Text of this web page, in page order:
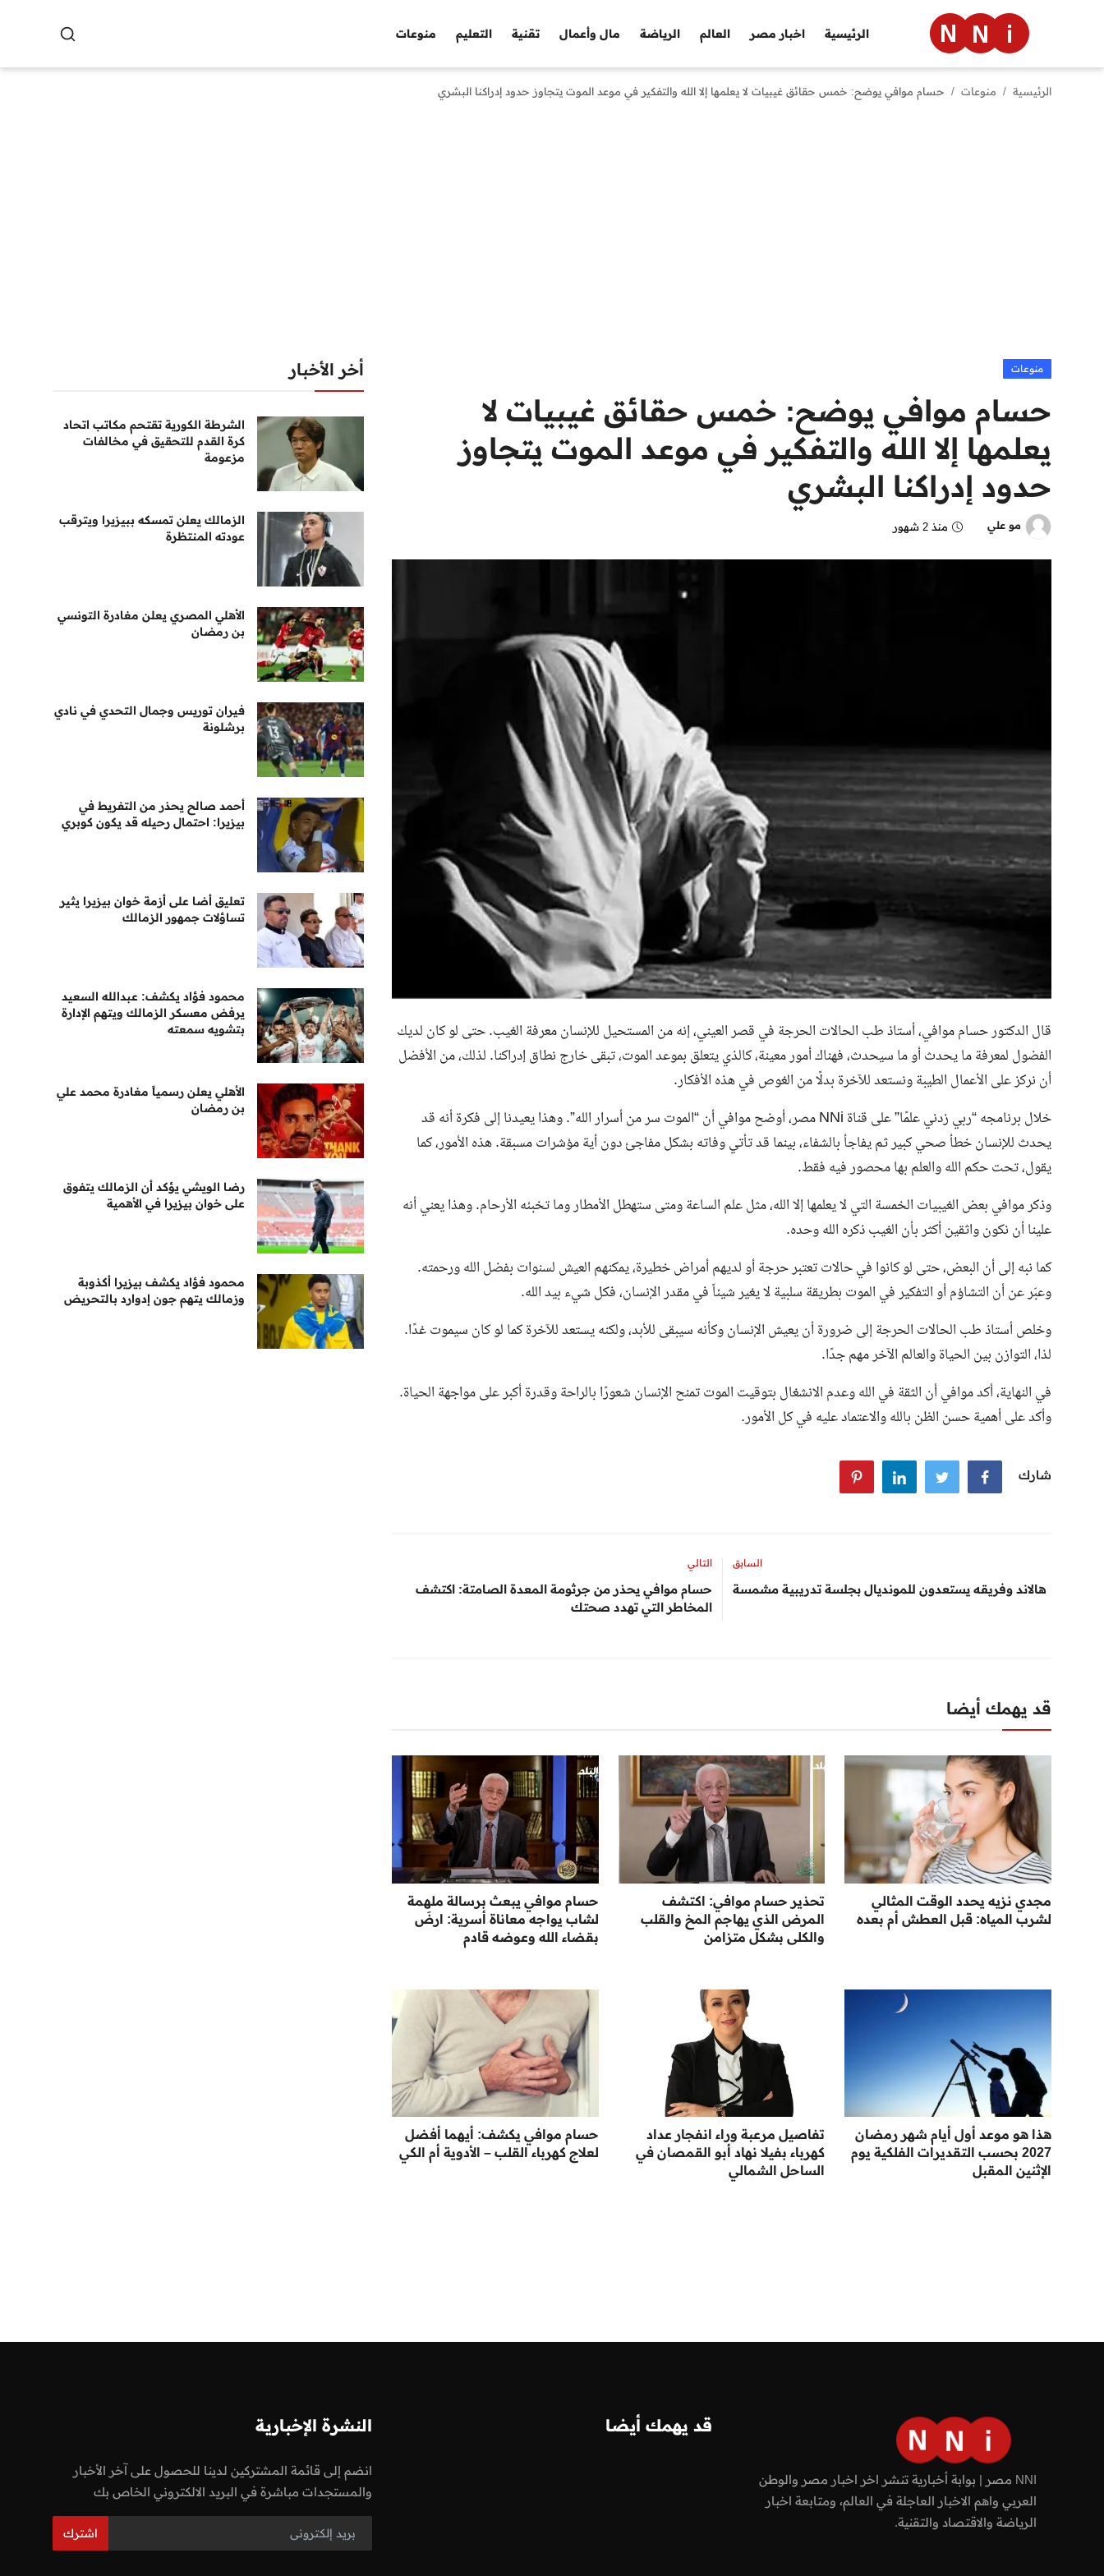
الرئيسية اخبار مصر العالم الرياضة مال وأعمال تقنية التعليم منوعات
منوعات
الرئيسية منوعات حسام موافي يوضح: خمس حقائق غيبيات لا يعلمها إلا الله والتفكير في موعد الموت يتجاوز حدود إدراكنا البشري
منوعات
حسام موافي يوضح: خمس حقائق غيبيات لا
يعلمها إلا الله والتفكير في موعد الموت يتجاوز
حدود إدراكنا البشري
مو علي منذ 2 شهور
قال الدكتور حسام موافي، أستاذ طب الحالات الحرجة في قصر العيني، إنه من المستحيل للإنسان معرفة الغيب. حتى لو كان لديك
الفضول لمعرفة ما يحدث أو ما سيحدث، فهناك أمور معينة، كالذي يتعلق بموعد الموت، تبقى خارج نطاق إدراكنا. لذلك، من الأفضل
أن نركز على الأعمال الطيبة ونستعد للآخرة بدلًا من الغوص في هذه الأفكار.
خلال برنامجه “ربي زدني علمًا” على قناة NNi مصر، أوضح موافي أن “الموت سر من أسرار الله”. وهذا يعيدنا إلى فكرة أنه قد
يحدث للإنسان خطأ صحي كبير ثم يفاجأ بالشفاء، بينما قد تأتي وفاته بشكل مفاجئ دون أية مؤشرات مسبقة. هذه الأمور، كما
يقول، تحت حكم الله والعلم بها محصور فيه فقط.
وذكر موافي بعض الغيبيات الخمسة التي لا يعلمها إلا الله، مثل علم الساعة ومتى ستهطل الأمطار وما تخبئه الأرحام. وهذا يعني أنه
علينا أن نكون واثقين أكثر بأن الغيب ذكره الله وحده.
كما نبه إلى أن البعض، حتى لو كانوا في حالات تعتبر حرجة أو لديهم أمراض خطيرة، يمكنهم العيش لسنوات بفضل الله ورحمته.
وعبّر عن أن التشاؤم أو التفكير في الموت بطريقة سلبية لا يغير شيئاً في مقدر الإنسان، فكل شيء بيد الله.
وخلص أستاذ طب الحالات الحرجة إلى ضرورة أن يعيش الإنسان وكأنه سيبقى للأبد، ولكنه يستعد للآخرة كما لو كان سيموت غدًا.
لذا، التوازن بين الحياة والعالم الآخر مهم جدًا.
في النهاية، أكد موافي أن الثقة في الله وعدم الانشغال بتوقيت الموت تمنح الإنسان شعورًا بالراحة وقدرة أكبر على مواجهة الحياة.
وأكد على أهمية حسن الظن بالله والاعتماد عليه في كل الأمور.
شارك
السابق
هالاند وفريقه يستعدون للمونديال بجلسة تدريبية مشمسة
التالي
حسام موافي يحذر من جرثومة المعدة الصامتة: اكتشف
المخاطر التي تهدد صحتك
قد يهمك أيضا
مجدي نزيه يحدد الوقت المثالي
لشرب المياه: قبل العطش أم بعده
تحذير حسام موافي: اكتشف
المرض الذي يهاجم المخ والقلب
والكلى بشكل متزامن
حسام موافي يبعث برسالة ملهمة
لشاب يواجه معاناة أسرية: ارضَ
بقضاء الله وعوضه قادم
هذا هو موعد أول أيام شهر رمضان
2027 بحسب التقديرات الفلكية يوم
الإثنين المقبل
تفاصيل مرعبة وراء انفجار عداد
كهرباء بفيلا نهاد أبو القمصان في
الساحل الشمالي
حسام موافي يكشف: أيهما أفضل
لعلاج كهرباء القلب – الأدوية أم الكي
أخر الأخبار
الشرطة الكورية تقتحم مكاتب اتحاد
كرة القدم للتحقيق في مخالفات
مزعومة
الزمالك يعلن تمسكه ببيزيرا ويترقب
عودته المنتظرة
الأهلي المصري يعلن مغادرة التونسي
بن رمضان
فيران توريس وجمال التحدي في نادي
برشلونة
أحمد صالح يحذر من التفريط في
بيزيرا: احتمال رحيله قد يكون كوبري
تعليق أضا على أزمة خوان بيزيرا يثير
تساؤلات جمهور الزمالك
محمود فؤاد يكشف: عبدالله السعيد
يرفض معسكر الزمالك ويتهم الإدارة
بتشويه سمعته
الأهلي يعلن رسمياً مغادرة محمد علي
بن رمضان
رضا الويشي يؤكد أن الزمالك يتفوق
على خوان بيزيرا في الأهمية
محمود فؤاد يكشف بيزيرا أكذوبة
وزمالك يتهم جون إدوارد بالتحريض
NNI مصر | بوابة أخبارية تنشر اخر اخبار مصر والوطن
العربي واهم الاخبار العاجلة في العالم، ومتابعة اخبار
الرياضة والاقتصاد والتقنية.
قد يهمك أيضا النشرة الإخبارية
انضم إلى قائمة المشتركين لدينا للحصول على آخر الأخبار
والمستجدات مباشرة في البريد الالكتروني الخاص بك
اشترك